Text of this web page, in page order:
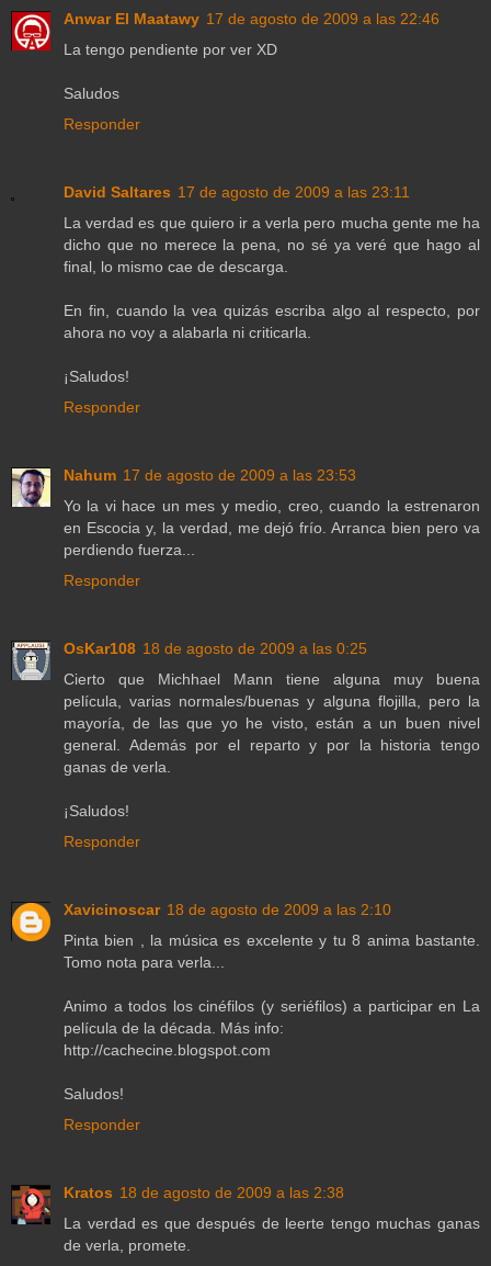
Anwar El Maatawy 17 de agosto de 2009 a las 22:46
La tengo pendiente por ver XD
Saludos
Responder
David Saltares 17 de agosto de 2009 a las 23:11
La verdad es que quiero ir a verla pero mucha gente me ha
dicho que no merece la pena, no sé ya veré que hago al
final, lo mismo cae de descarga.
En fin, cuando la vea quizás escriba algo al respecto, por
ahora no voy a alabarla ni criticarla.
¡Saludos!
Responder
Nahum 17 de agosto de 2009 a las 23:53
Yo la vi hace un mes y medio, creo, cuando la estrenaron
en Escocia y, la verdad, me dejó frío. Arranca bien pero va
perdiendo fuerza...
Responder
OsKar108 18 de agosto de 2009 a las 0:25
Cierto que Michhael Mann tiene alguna muy buena
película, varias normales/buenas y alguna flojilla, pero la
mayoría, de las que yo he visto, están a un buen nivel
general. Además por el reparto y por la historia tengo
ganas de verla.
¡Saludos!
Responder
Xavicinoscar 18 de agosto de 2009 a las 2:10
Pinta bien , la música es excelente y tu 8 anima bastante.
Tomo nota para verla...
Animo a todos los cinéfilos (y seriéfilos) a participar en La
película de la década. Más info:
http://cachecine.blogspot.com
Saludos!
Responder
Kratos 18 de agosto de 2009 a las 2:38
La verdad es que después de leerte tengo muchas ganas
de verla, promete.